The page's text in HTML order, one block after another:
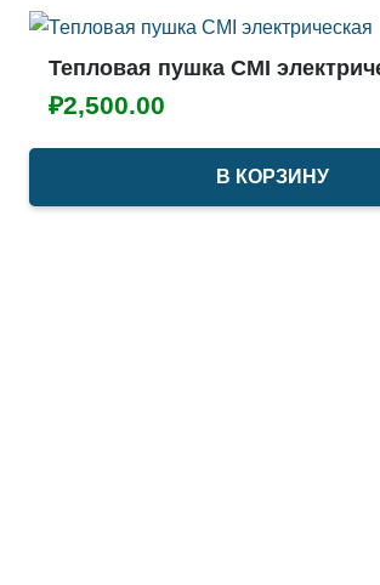
Тепловая пушка CMI
₽2,500.00
В КОРЗИНУ